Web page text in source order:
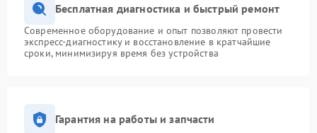
Бесплатная диагностика и быстрый ремонт
Современное оборудование и опыт позволяют провести
экспресс-диагностику и восстановление в кратчайшие
сроки, минимизируя время без устройства
Гарантия на работы и запчасти